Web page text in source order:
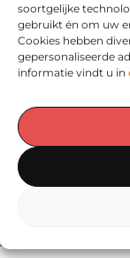
soortgelijke
gebruikt én om uw
Cookies hebben
gepersonaliseerde
informatie vindt u in
— Laat je
inspirerende
Ontdek
Onze